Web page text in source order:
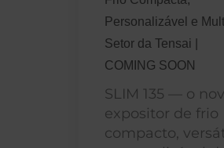
Personalizável e
Setor da Tensai |
COMING SOON
SLIM 135 — o
expositor de frio
compacto,